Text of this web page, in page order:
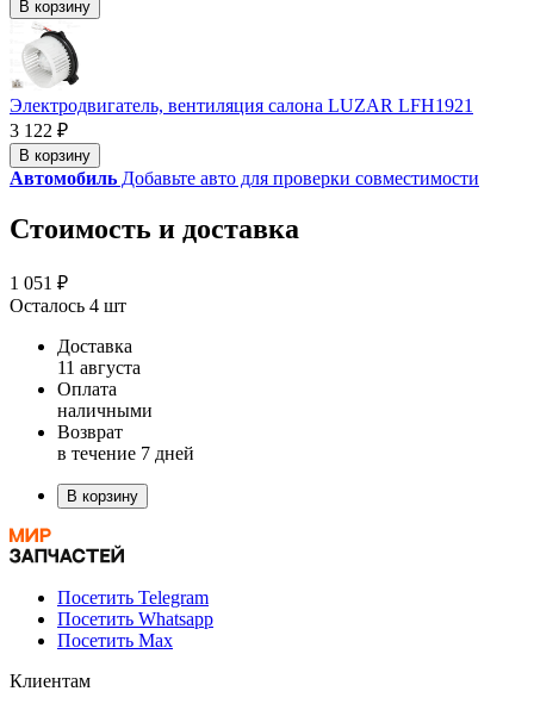
В корзину
Электродвигатель, вентиляция салона LUZAR LFH1921
3 122 ₽
В корзину
Автомобиль Добавьте авто для проверки совместимости
Стоимость и доставка
1 051 ₽
Осталось 4 шт
Доставка
11 августа
Оплата
наличными
Возврат
в течение 7 дней
В корзину
Посетить Telegram
Посетить Whatsapp
Посетить Max
Клиентам